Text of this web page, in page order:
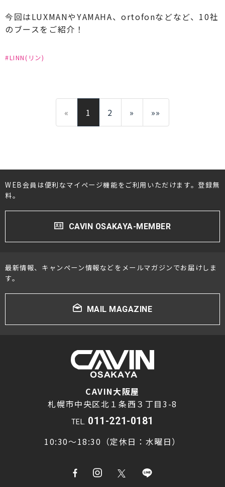
今回はLUXMANやYAMAHA、ortofonなどなど、10社
のブースをご紹介！
#LINN(リン)
« 1 2 » »»
WEB会員は便利なマイページ機能をご利用いただけます。登録無
料。
CAVIN OSAKAYA-MEMBER
最新情報、キャンペーン情報などをメールマガジンでお届けしま
す。
MAIL MAGAZINE
CAVIN大阪屋
札幌市中央区北１条西３丁目3-8
TEL. 011-221-0181
10:30～18:30（定休日：水曜日）